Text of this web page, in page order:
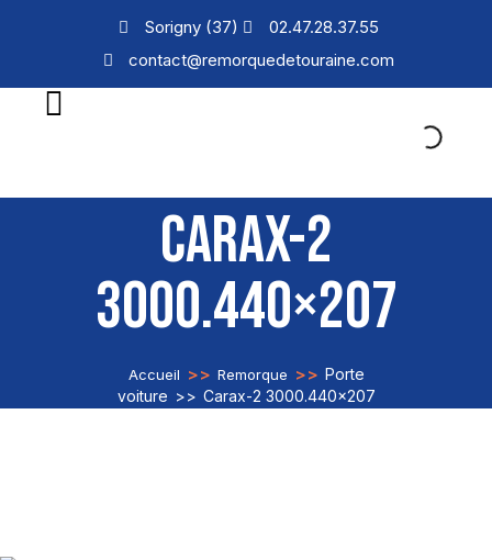
Sorigny (37)
02.47.28.37.55
contact@remorquedetouraine.com
CARAX-2
3000.440×207
Accueil >> Remorque >> Porte
voiture >> Carax-2 3000.440×207